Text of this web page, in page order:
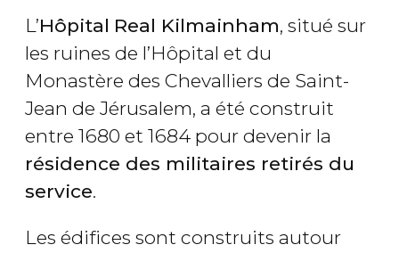
L’Hôpital Real Kilmainham, situé sur
les ruines de l’Hôpital et du
Monastère des Chevalliers de Saint-
Jean de Jérusalem, a été construit
entre 1680 et 1684 pour devenir la
résidence des militaires retirés du
service.
Les édifices sont construits autour